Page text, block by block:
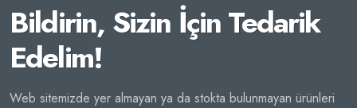
Bildirin, Sizin İçin Tedarik
Edelim!
Web sitemizde yer almayan ya da stokta bulunmayan ürünleri